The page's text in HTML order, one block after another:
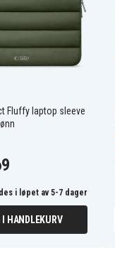
Fluffy laptop sleeve
i løpet av 5-7 dager
I HANDLEKURV